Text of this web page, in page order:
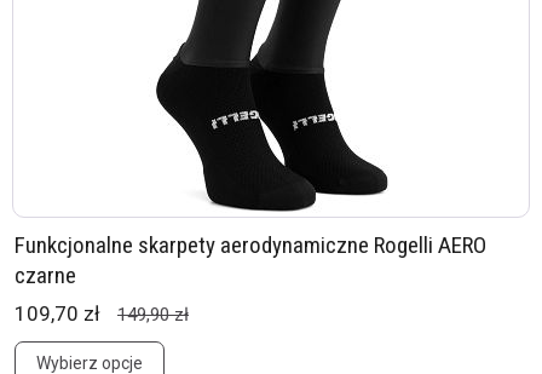
Funkcjonalne skarpety aerodynamiczne Rogelli AERO
czarne
109,70 zł 149,90 zł
Wybierz opcje